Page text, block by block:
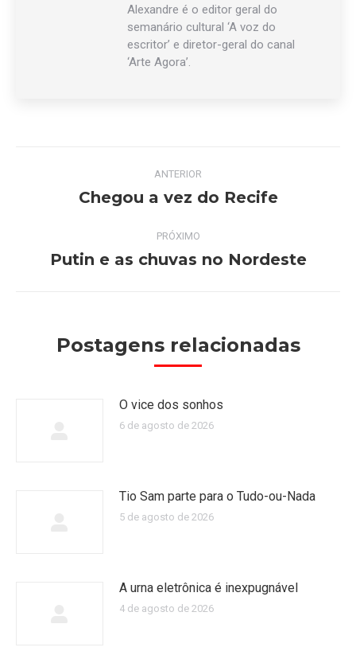
Alexandre é o editor geral do
semanário cultural ‘A voz do
escritor’ e diretor-geral do canal
‘Arte Agora’.
NavegaçãoANTERIOR
Post
Chegou a vez do Recife
PRÓXIMO
Próximo
Putin e as chuvas no Nordeste
Postagens relacionadas
O vice dos sonhos
6 de agosto de 2026
Tio Sam parte para o Tudo-ou-Nada
5 de agosto de 2026
A urna eletrônica é inexpugnável
4 de agosto de 2026